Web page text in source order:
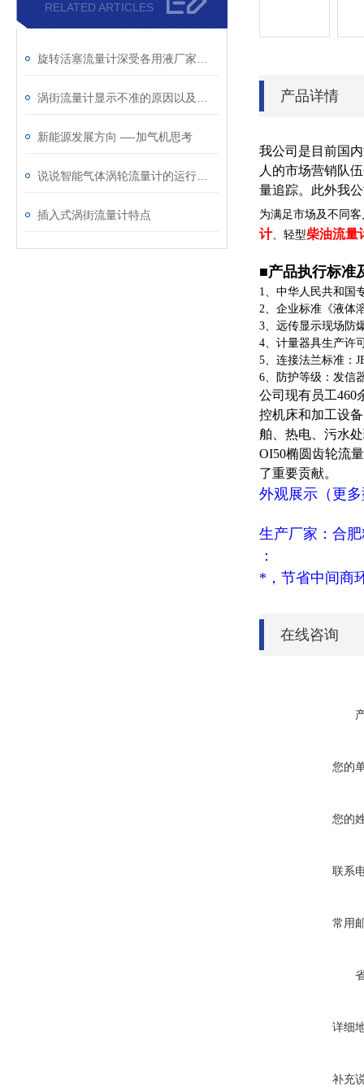
RELATED ARTICLES
新能源发展方向 —-加气机思考
插入式涡街流量计特点
产品详情
我公司是目前国
人的市场营销队
量追踪。此外我
为满足市场及不同
计、轻型柴油流量
■产品执行标准
1、中华人民共和国
2、企业标准《液体
3、远传显示现场防
4、计量器具生产许
5、连接法兰标准：
6、防护等级：发信
公司现有员工460
控机床和加工设
舶、热电、污水
OI50椭圆齿轮流
了重要贡献。
外观展示（更
生产厂家：合
：
*，节省中间商
在线咨询
您的
您的
联系
常用
详细
补充